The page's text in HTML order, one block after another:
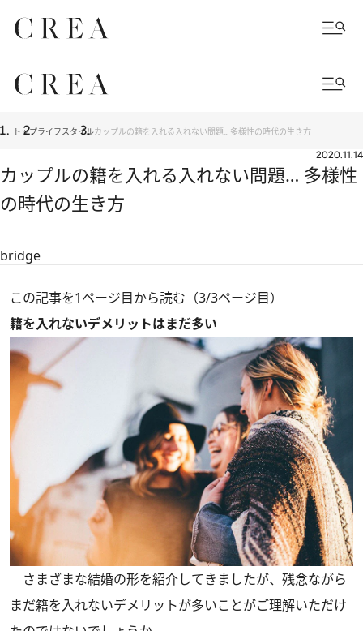
トップライフスタイルカップルの籍を入れる入れない問題… 多様性の時代の生き方
2020.11.14
カップルの籍を入れる入れない問題… 多様性
の時代の生き方
bridge
この記事を1ページ目から読む（3/3ページ目）
籍を入れないデメリットはまだ多い
さまざまな結婚の形を紹介してきましたが、残念ながら
まだ籍を入れないデメリットが多いことがご理解いただけ